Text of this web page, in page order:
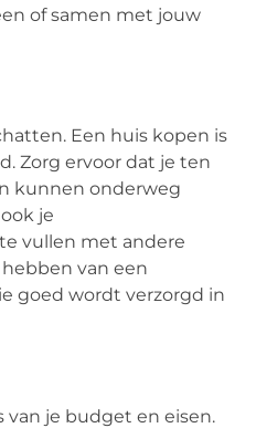
of samen met jouw
Een huis kopen is
Zorg ervoor dat je ten
kunnen onderweg
je
vullen met andere
van een
goed wordt verzorgd in
van je budget en eisen.